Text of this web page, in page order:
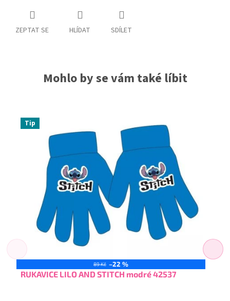
ZEPTAT SE HLÍDAT SDÍLET
Mohlo by se vám také líbit
Tip
89 Kč –22 %
RUKAVICE LILO AND STITCH modré 42537